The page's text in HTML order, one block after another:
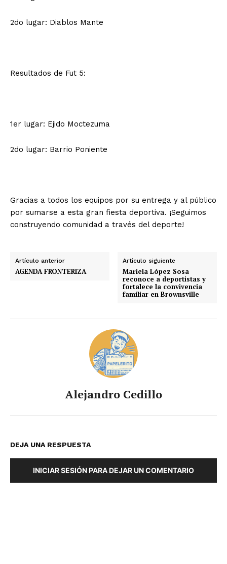
2do lugar: Diablos Mante
Resultados de Fut 5:
1er lugar: Ejido Moctezuma
2do lugar: Barrio Poniente
Gracias a todos los equipos por su entrega y al público
por sumarse a esta gran fiesta deportiva. ¡Seguimos
construyendo comunidad a través del deporte!
Artículo anterior
AGENDA FRONTERIZA
Artículo siguiente
Mariela López Sosa
reconoce a deportistas y
fortalece la convivencia
familiar en Brownsville
Alejandro Cedillo
DEJA UNA RESPUESTA
INICIAR SESIÓN PARA DEJAR UN COMENTARIO